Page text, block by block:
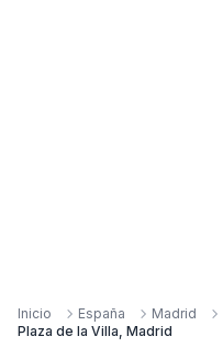
Inicio España Madrid
Plaza de la Villa, Madrid